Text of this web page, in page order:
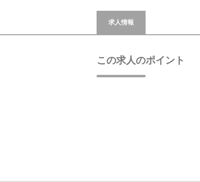
求人情報
この求人のポイント